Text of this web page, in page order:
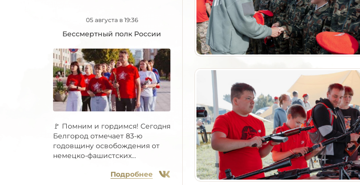
05 августа в 19:36
Бессмертный полк России
🚩 Помним и гордимся! Сегодня
Белгород отмечает 83-ю
годовщину освобождения от
немецко-фашистских...
Подробнее